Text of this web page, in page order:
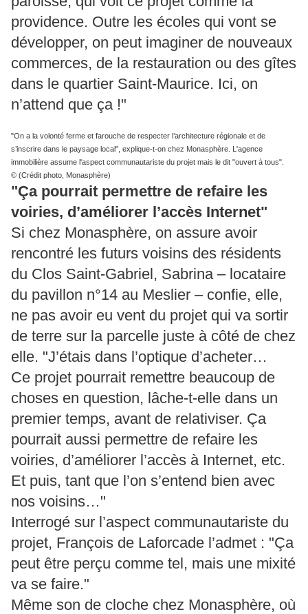
providence. Outre les écoles qui vont se
développer, on peut imaginer de nouveaux
commerces, de la restauration ou des gîtes
dans le quartier Saint-Maurice. Ici, on
n’attend que ça !"
"On a la volonté ferme et farouche de respecter l’architecture régionale et de
s’inscrire dans le paysage local", explique-t-on chez Monasphère. L'agence
immobilière assume l'aspect communautariste du projet mais le dit "ouvert à tous".
© (Crédit photo, Monasphère)
"Ça pourrait permettre de refaire les
voiries, d’améliorer l’accès Internet"
Si chez Monasphère, on assure avoir
rencontré les futurs voisins des résidents
du Clos Saint-Gabriel, Sabrina – locataire
du pavillon n°14 au Meslier – confie, elle,
ne pas avoir eu vent du projet qui va sortir
de terre sur la parcelle juste à côté de chez
elle. "J’étais dans l’optique d’acheter…
Ce projet pourrait remettre beaucoup de
choses en question, lâche-t-elle dans un
premier temps, avant de relativiser. Ça
pourrait aussi permettre de refaire les
voiries, d’améliorer l’accès à Internet, etc.
Et puis, tant que l’on s’entend bien avec
nos voisins…"
Interrogé sur l’aspect communautariste du
projet, François de Laforcade l’admet : "Ça
peut être perçu comme tel, mais une mixité
va se faire."
Même son de cloche chez Monasphère, où